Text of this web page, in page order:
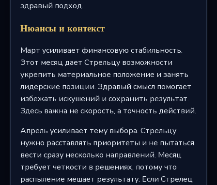
здравый подход.
Нюансы и контекст
Март усиливает финансовую стабильность.
Этот месяц дает Стрельцу возможности
укрепить материальное положение и занять
лидерские позиции. Здравый смысл помогает
избежать искушений и сохранить результат.
Здесь важна не скорость, а точность действий.
Апрель усиливает тему выбора. Стрельцу
нужно расставлять приоритеты и не пытаться
вести сразу несколько направлений. Месяц
требует четкости в решениях, потому что
распыление мешает результату. Если Стрелец